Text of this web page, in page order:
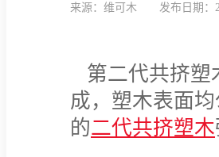
来源：维可木 发布日期：
第二代共挤塑
成，塑木表面
的二代共挤塑木